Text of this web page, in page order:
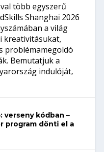
több egyszerű
Shanghai 2026
a világ
kreativitásukat,
problémamegoldó
Bemutatjuk a
indulóját,
kódban –
program dönti el a